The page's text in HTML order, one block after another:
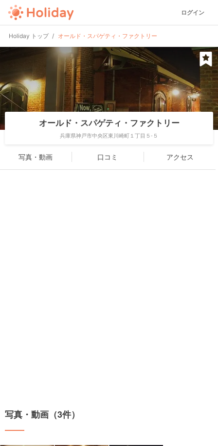
ログイン
Holiday トップ オールド・スパゲティ・ファクトリー
オールド・スパゲティ・ファクトリー
兵庫県神戸市中央区東川崎町１丁目５-５
写真・動画 口コミ アクセス
写真・動画（3件）